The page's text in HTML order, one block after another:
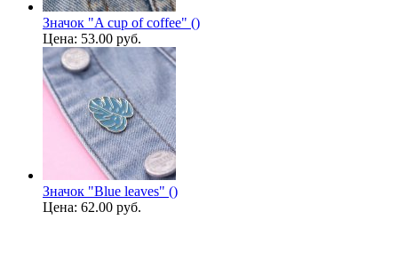
Значок "A cup of coffee" ()
Цена: 53.00 руб.
Значок "Blue leaves" ()
Цена: 62.00 руб.